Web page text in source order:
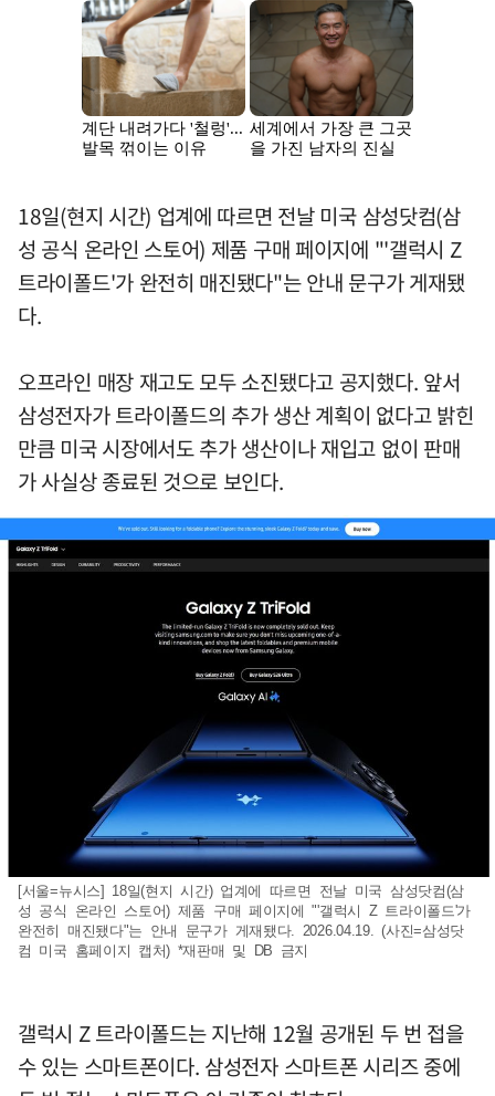
18일(현지 시간) 업계에 따르면 전날 미국 삼성닷컴(삼
성 공식 온라인 스토어) 제품 구매 페이지에 "'갤럭시 Z
트라이폴드'가 완전히 매진됐다"는 안내 문구가 게재됐
다.
오프라인 매장 재고도 모두 소진됐다고 공지했다. 앞서
삼성전자가 트라이폴드의 추가 생산 계획이 없다고 밝힌
만큼 미국 시장에서도 추가 생산이나 재입고 없이 판매
가 사실상 종료된 것으로 보인다.
[서울=뉴시스] 18일(현지 시간) 업계에 따르면 전날 미국 삼성닷컴(삼
성 공식 온라인 스토어) 제품 구매 페이지에 "'갤럭시 Z 트라이폴드'가
완전히 매진됐다"는 안내 문구가 게재됐다. 2026.04.19. (사진=삼성닷
컴 미국 홈페이지 캡처) *재판매 및 DB 금지
갤럭시 Z 트라이폴드는 지난해 12월 공개된 두 번 접을
수 있는 스마트폰이다. 삼성전자 스마트폰 시리즈 중에